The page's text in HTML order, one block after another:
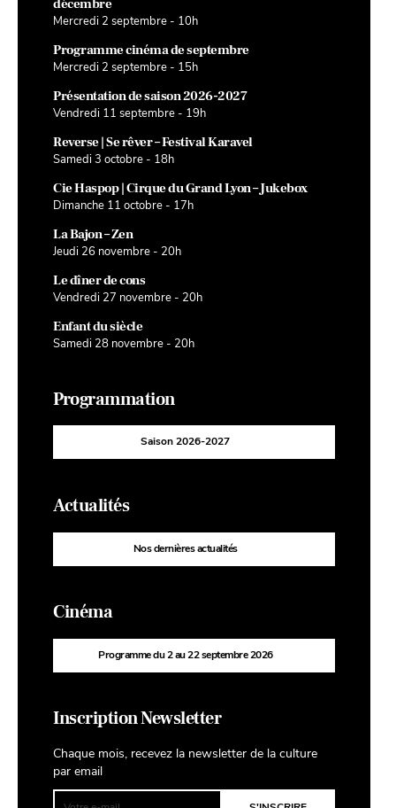
décembre
Mercredi 2 septembre - 10h
Programme cinéma de septembre
Mercredi 2 septembre - 15h
Présentation de saison 2026-2027
Vendredi 11 septembre - 19h
Reverse | Se rêver – Festival Karavel
Samedi 3 octobre - 18h
Cie Haspop | Cirque du Grand Lyon – Jukebox
Dimanche 11 octobre - 17h
La Bajon – Zen
Jeudi 26 novembre - 20h
Le dîner de cons
Vendredi 27 novembre - 20h
Enfant du siècle
Samedi 28 novembre - 20h
Programmation
Saison 2026-2027
Actualités
Nos dernières actualités
Cinéma
Programme du 2 au 22 septembre 2026
Inscription Newsletter
Chaque mois, recevez la newsletter de la culture
par email